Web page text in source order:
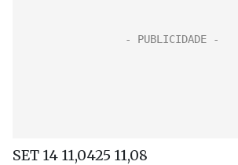
SET 14 11,0425 11,08